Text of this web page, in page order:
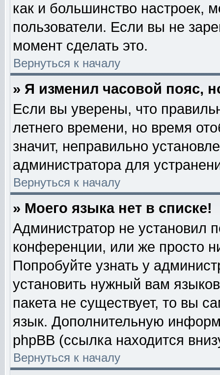
как и большинство настроек,
пользователи. Если вы не
момент сделать это.
Вернуться к началу
» Я изменил часовой пояс,
Если вы уверены, что
летнего времени, но время
значит, неправильно
администратора для
Вернуться к началу
» Моего языка нет в списке!
Администратор не установил
конференции, или же просто
Попробуйте узнать у
установить нужный вам
пакета не существует, то вы
язык. Дополнительную
phpBB (ссылка находится
Вернуться к началу